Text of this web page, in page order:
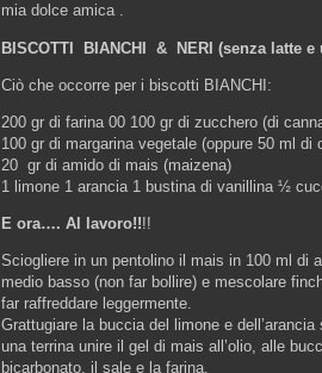
mia dolce amica .
BISCOTTI BIANCHI & NERI (senza latte e
Ciò che occorre per i biscotti BIANCHI:
200 gr di farina 00 100 gr di zucchero (di
100 gr di margarina vegetale (oppure 50 ml di
20 gr di amido di mais (maizena)
1 limone 1 arancia 1 bustina di vanillina ½
E ora…. Al lavoro!!!!
Sciogliere in un pentolino il mais in 100 ml di
medio basso (non far bollire) e mescolare
far raffreddare leggermente.
Grattugiare la buccia del limone e
una terrina unire il gel di mais all’olio, alle
bicarbonato, il sale e la farina.